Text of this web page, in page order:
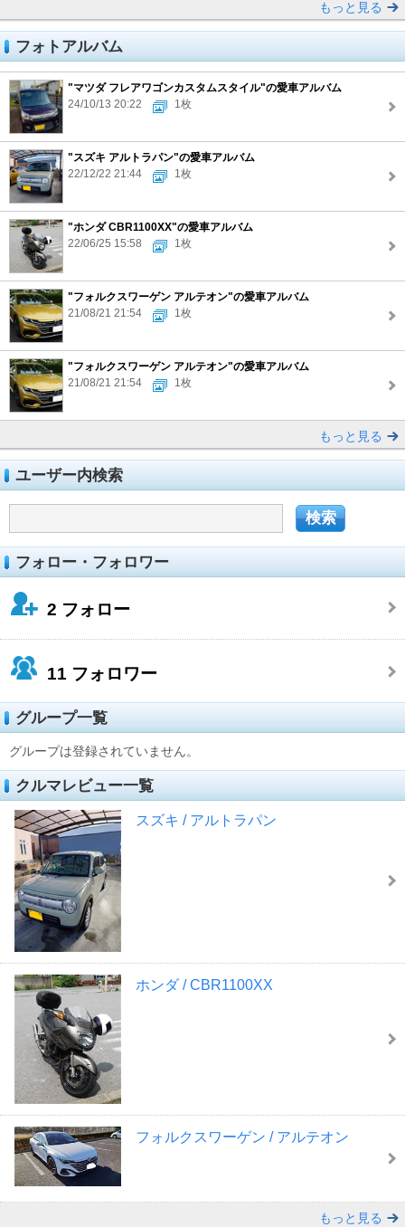
もっと見る
フォトアルバム
"マツダ フレアワゴンカスタムスタイル"の愛車アルバム
24/10/13 20:22
1枚
"スズキ アルトラパン"の愛車アルバム
22/12/22 21:44
1枚
"ホンダ CBR1100XX"の愛車アルバム
22/06/25 15:58
1枚
"フォルクスワーゲン アルテオン"の愛車アルバム
21/08/21 21:54
1枚
"フォルクスワーゲン アルテオン"の愛車アルバム
21/08/21 21:54
1枚
もっと見る
ユーザー内検索
フォロー・フォロワー
2 フォロー
11 フォロワー
グループ一覧
グループは登録されていません。
クルマレビュー一覧
スズキ / アルトラパン
ホンダ / CBR1100XX
フォルクスワーゲン / アルテオン
もっと見る